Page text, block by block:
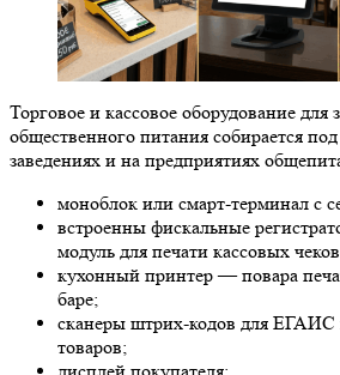
Торговое и кассовое оборудование для
общественного питания собирается
заведениях и на предприятиях
моноблок или смарт-терминал с
встроенны фискальные
модуль для печати кассовых
кухонный принтер — повара
баре;
сканеры штрих-кодов для
товаров;